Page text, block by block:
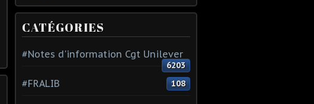
CATÉGORIES
#Notes d'information Cgt Unilever
6203
#FRALIB 108